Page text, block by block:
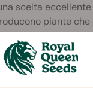
scelta
piante
80–140cm
dalla
per pianta